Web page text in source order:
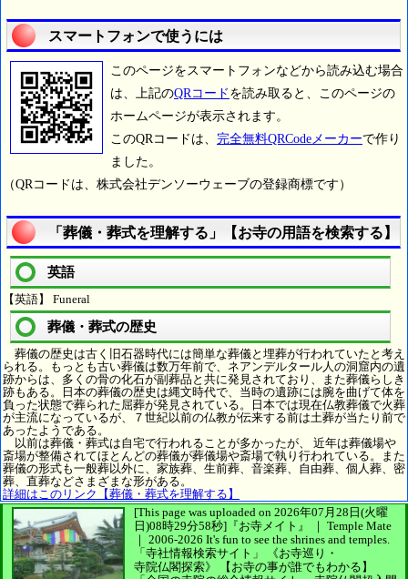
スマートフォンで使うには
このページをスマートフォンなどから読み込む場合
は、上記のQRコード を読み取ると、このページの
ホームページが表示されます。
このQRコードは、 完全無料QRCodeメーカーで作り
ました。
（QRコードは、株式会社デンソーウェーブの登録商標です）
「葬儀・葬式を理解する」【お寺の用語を検索する】
英語
【英語】 Funeral
葬儀・葬式の歴史
葬儀の歴史は古く旧石器時代には簡単な葬儀と埋葬が行われていたと考え
られる。もっとも古い葬儀は数万年前で、ネアンデルタール人の洞窟内の遺
跡からは、多くの骨の化石が副葬品と共に発見されており、また葬儀らしき
跡もある。日本の葬儀の歴史は縄文時代で、当時の遺跡には腕を曲げて体を
負った状態で葬られた屈葬が発見されている。日本では現在仏教葬儀で火葬
が主流になっているが、７世紀以前の仏教が伝来する前は土葬が当たり前で
あったようである。
以前は葬儀・葬式は自宅で行われることが多かったが、 近年は葬儀場や
斎場が整備されてほとんどの葬儀が葬儀場や斎場で執り行われている。また
葬儀の形式も一般葬以外に、家族葬、生前葬、音楽葬、自由葬、個人葬、密
葬、直葬などさまざまな形がある。
詳細はこのリンク【葬儀・葬式を理解する】
[This page was uploaded on 2026年07月28日(火曜
日)08時29分58秒] 『お寺メイト』 ｜ Temple Mate
｜ 2006-2026 It's fun to see the shrines and temples.
「寺社情報検索サイト」
《お寺巡り・
寺院仏閣探索》
【お寺の事が誰でもわかる】